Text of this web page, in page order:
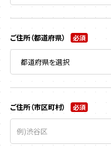
ご住所（都道府県） 必須
ご住所（市区町村） 必須